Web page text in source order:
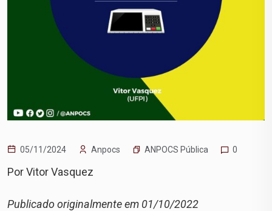
05/11/2024 Anpocs ANPOCS Pública 0
Por Vitor Vasquez
Publicado originalmente em 01/10/2022